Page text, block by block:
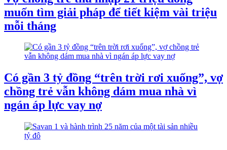
muốn tìm giải pháp để tiết kiệm vài triệu
mỗi tháng
Có gần 3 tỷ đồng “trên trời rơi xuống”, vợ
chồng trẻ vẫn không dám mua nhà vì
ngán áp lực vay nợ